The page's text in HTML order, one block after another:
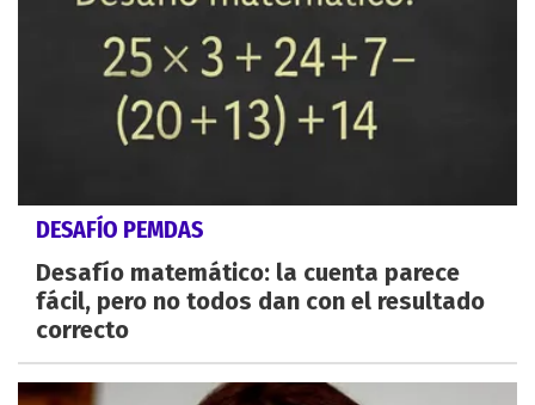
DESAFÍO PEMDAS
Desafío matemático: la cuenta parece
fácil, pero no todos dan con el resultado
correcto